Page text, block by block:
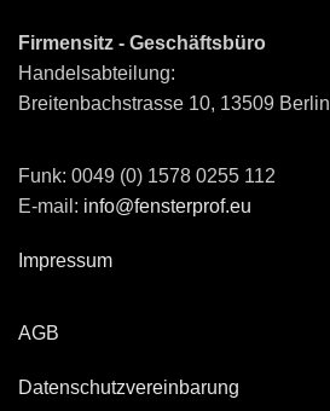
Firmensitz - Geschäftsbüro
Handelsabteilung:
Breitenbachstrasse 10, 13509 Berlin
Funk: 0049 (0) 1578 0255 112
E-mail: info@fensterprof.eu
Impressum
AGB
Datenschutzvereinbarung